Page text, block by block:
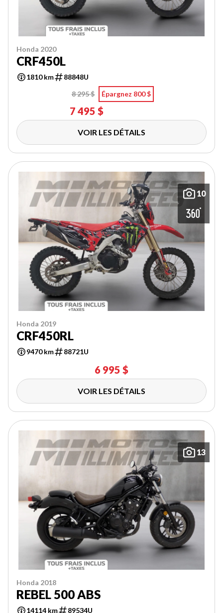
Honda 2020
CRF450L
1810 km
88848U
8 295 $
Épargnez 800 $
7 495 $
VOIR LES DÉTAILS
10
Honda 2019
CRF450RL
9470 km 88721U
6 995 $
VOIR LES DÉTAILS
13
Honda 2018
REBEL 500 ABS
14114 km 89534U